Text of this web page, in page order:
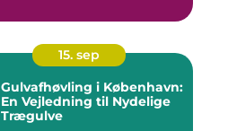
15. sep
Gulvafhøvling i København:
En Vejledning til Nydelige
Trægulve